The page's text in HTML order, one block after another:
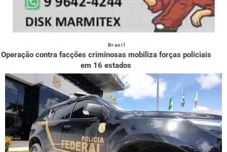
Brasil
Operação contra facções criminosas mobiliza forças policiais
em 16 estados